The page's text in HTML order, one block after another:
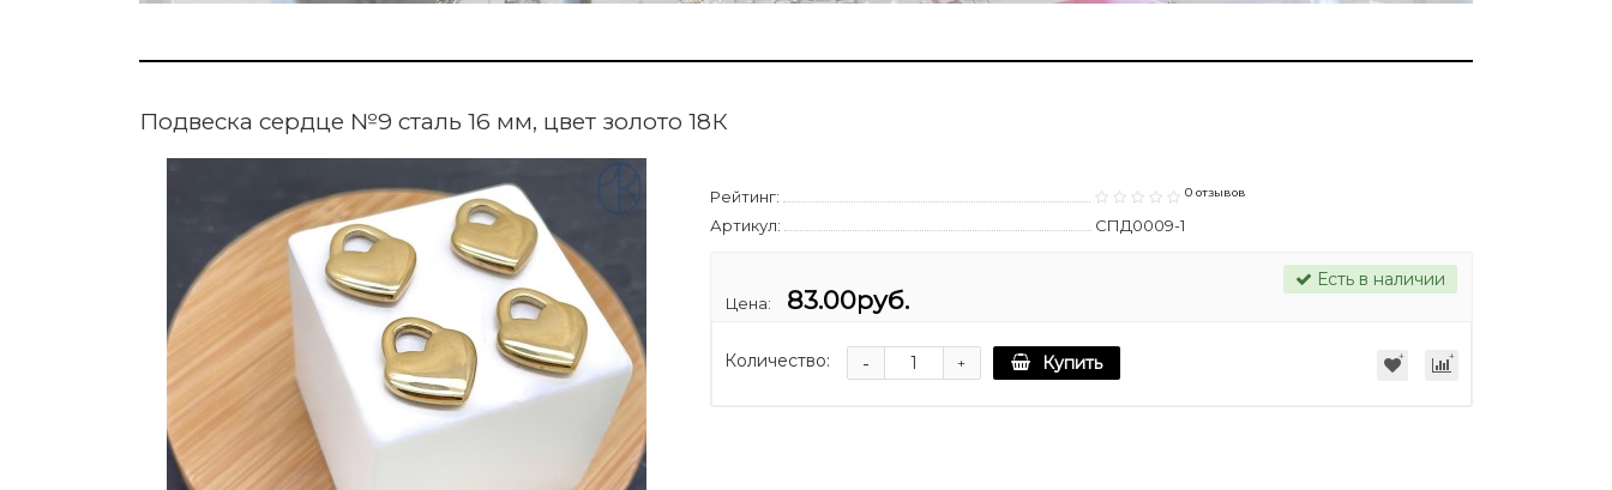
Подвеска сердце №9 сталь 16 мм, цвет золото 18К
Рейтинг: 0 отзывов
Артикул: СПД0009-1
Цена: 83.00руб.
Есть в наличии
Количество: +
- Купить